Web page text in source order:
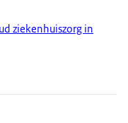
ziekenhuiszorg in